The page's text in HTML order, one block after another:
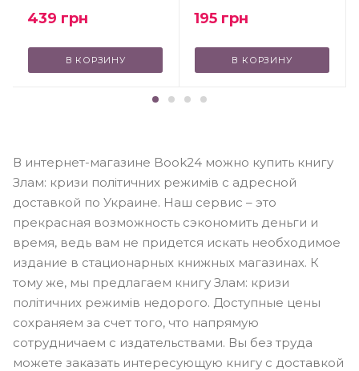
439 грн
В КОРЗИНУ
195 грн
В КОРЗИНУ
В интернет-магазине Book24 можно купить книгу
Злам: кризи політичних режимів с адресной
доставкой по Украине. Наш сервис – это
прекрасная возможность сэкономить деньги и
время, ведь вам не придется искать необходимое
издание в стационарных книжных магазинах. К
тому же, мы предлагаем книгу Злам: кризи
політичних режимів недорого. Доступные цены
сохраняем за счет того, что напрямую
сотрудничаем с издательствами. Вы без труда
можете заказать интересующую книгу с доставкой